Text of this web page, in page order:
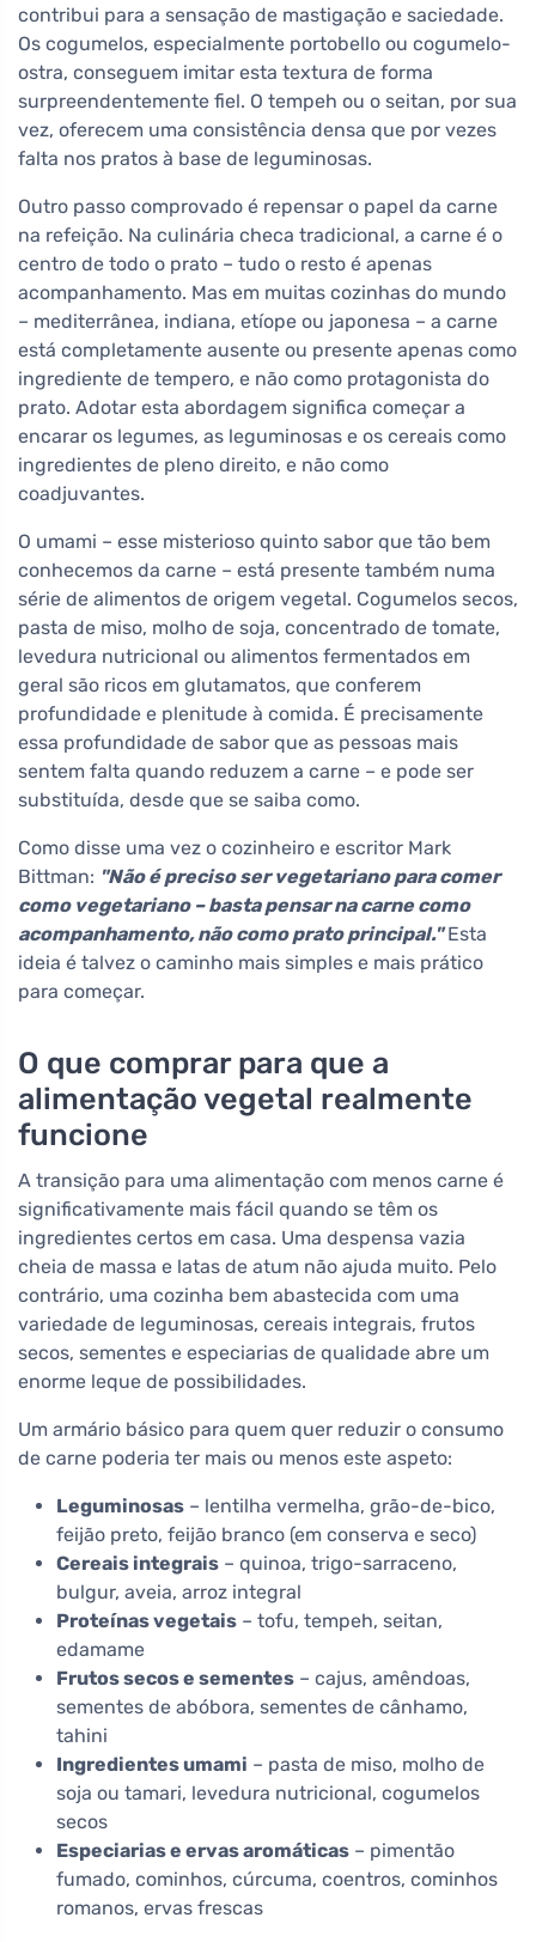
contribui para a sensação de mastigação e saciedade.
Os cogumelos, especialmente portobello ou cogumelo-
ostra, conseguem imitar esta textura de forma
surpreendentemente fiel. O tempeh ou o seitan, por sua
vez, oferecem uma consistência densa que por vezes
falta nos pratos à base de leguminosas.
Outro passo comprovado é repensar o papel da carne
na refeição. Na culinária checa tradicional, a carne é o
centro de todo o prato – tudo o resto é apenas
acompanhamento. Mas em muitas cozinhas do mundo
– mediterrânea, indiana, etíope ou japonesa – a carne
está completamente ausente ou presente apenas como
ingrediente de tempero, e não como protagonista do
prato. Adotar esta abordagem significa começar a
encarar os legumes, as leguminosas e os cereais como
ingredientes de pleno direito, e não como
coadjuvantes.
O umami – esse misterioso quinto sabor que tão bem
conhecemos da carne – está presente também numa
série de alimentos de origem vegetal. Cogumelos secos,
pasta de miso, molho de soja, concentrado de tomate,
levedura nutricional ou alimentos fermentados em
geral são ricos em glutamatos, que conferem
profundidade e plenitude à comida. É precisamente
essa profundidade de sabor que as pessoas mais
sentem falta quando reduzem a carne – e pode ser
substituída, desde que se saiba como.
Como disse uma vez o cozinheiro e escritor Mark
Bittman: "Não é preciso ser vegetariano para comer
como vegetariano – basta pensar na carne como
acompanhamento, não como prato principal."Esta
ideia é talvez o caminho mais simples e mais prático
para começar.
O que comprar para que a
alimentação vegetal realmente
funcione
A transição para uma alimentação com menos carne é
significativamente mais fácil quando se têm os
ingredientes certos em casa. Uma despensa vazia
cheia de massa e latas de atum não ajuda muito. Pelo
contrário, uma cozinha bem abastecida com uma
variedade de leguminosas, cereais integrais, frutos
secos, sementes e especiarias de qualidade abre um
enorme leque de possibilidades.
Um armário básico para quem quer reduzir o consumo
de carne poderia ter mais ou menos este aspeto:
Leguminosas – lentilha vermelha, grão-de-bico,
feijão preto, feijão branco (em conserva e seco)
Cereais integrais – quinoa, trigo-sarraceno,
bulgur, aveia, arroz integral
Proteínas vegetais – tofu, tempeh, seitan,
edamame
Frutos secos e sementes – cajus, amêndoas,
sementes de abóbora, sementes de cânhamo,
tahini
Ingredientes umami – pasta de miso, molho de
soja ou tamari, levedura nutricional, cogumelos
secos
Especiarias e ervas aromáticas – pimentão
fumado, cominhos, cúrcuma, coentros, cominhos
romanos, ervas frescas